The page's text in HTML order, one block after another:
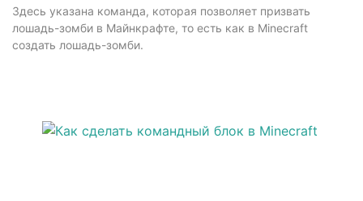
Здесь указана команда, которая позволяет призвать
лошадь-зомби в Майнкрафте, то есть как в Minecraft
создать лошадь-зомби.